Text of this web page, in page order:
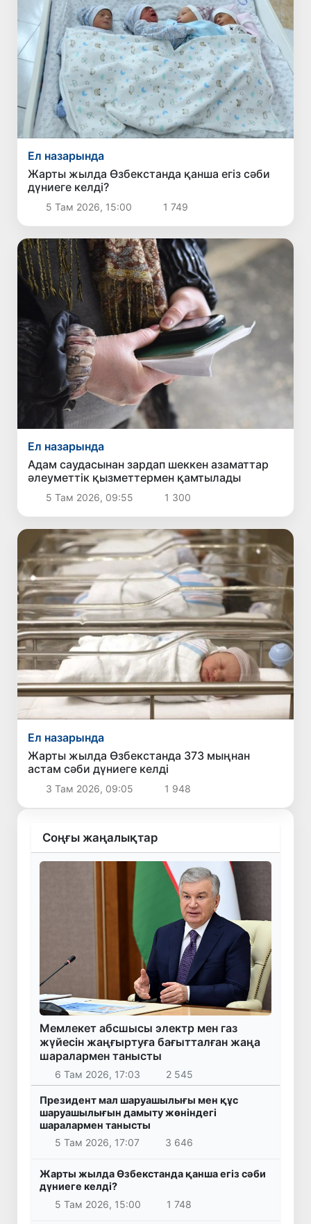
Ел назарында
Жарты жылда Өзбекстанда қанша егіз сәби
дүниеге келді?
5 Там 2026, 15:00 1 749
Ел назарында
Адам саудасынан зардап шеккен азаматтар
әлеуметтік қызметтермен қамтылады
5 Там 2026, 09:55 1 300
Ел назарында
Жарты жылда Өзбекстанда 373 мыңнан
астам сәби дүниеге келді
3 Там 2026, 09:05 1 948
Соңғы жаңалықтар
Мемлекет абсшысы электр мен газ
жүйесін жаңғыртуға бағытталған жаңа
шаралармен танысты
6 Там 2026, 17:03 2 545
Президент мал шаруашылығы мен құс
шаруашылығын дамыту жөніндегі
шаралармен танысты
5 Там 2026, 17:07
3 646
Жарты жылда Өзбекстанда қанша егіз сәби
дүниеге келді?
5 Там 2026, 15:00
1 748